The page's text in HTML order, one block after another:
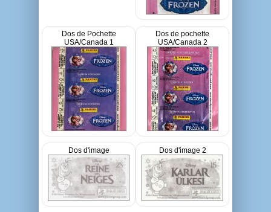
Dos de Pochette
USA/Canada 1
Dos de pochette
USA/Canada 2
Dos d'image Dos d'image 2